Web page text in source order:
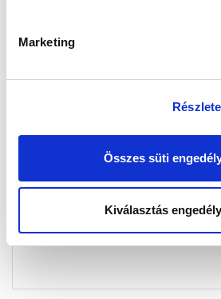
Marketing
Összes süti
Kiválasztás
KÉPGALÉRIA: MTK
MEZŐKÖVESD ZSÓRY FC 5-1
Képekben a Mezőkövesd elleni